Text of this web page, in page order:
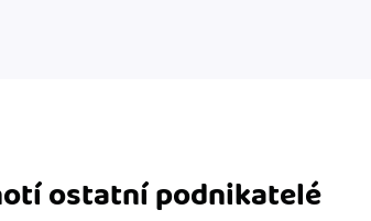
ostatní podnikatelé